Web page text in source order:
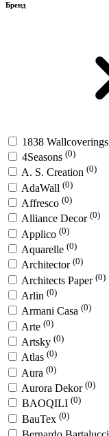
Бренд
1838 Wallcoverings
4Seasons (0)
A. S. Creation (0)
AdaWall (0)
Affresco (0)
Alliance Decor (0)
Applico (0)
Aquarelle (0)
Architector (0)
Architects Paper (0)
Arlin (0)
Armani Casa (0)
Arte (0)
Artsky (0)
Atlas (0)
Aura (0)
Aurora Dekor (0)
BAOQILI (0)
BauTex (0)